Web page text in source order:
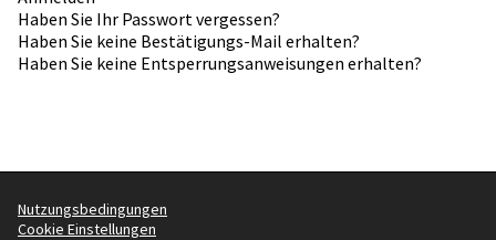
Haben Sie Ihr Passwort vergessen?
Haben Sie keine Bestätigungs-Mail erhalten?
Haben Sie keine Entsperrungsanweisungen erhalten?
Nutzungsbedingungen
Cookie Einstellungen